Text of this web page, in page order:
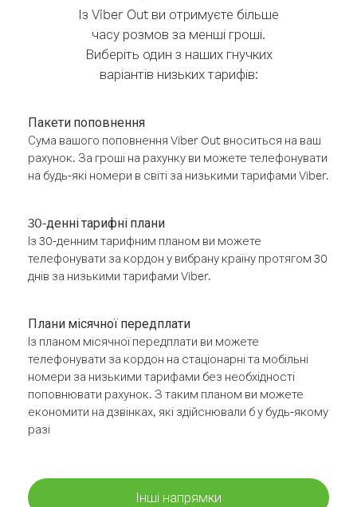
Із Viber Out ви отримуєте більше
часу розмов за менші гроші.
Виберіть один з наших гнучких
варіантів низьких тарифів:
Пакети поповнення
Сума вашого поповнення Viber Out вноситься на ваш
рахунок. За гроші на рахунку ви можете телефонувати
на будь-які номери в світі за низькими тарифами Viber.
30-денні тарифні плани
Із 30-денним тарифним планом ви можете
телефонувати за кордон у вибрану країну протягом 30
днів за низькими тарифами Viber.
Плани місячної передплати
Із планом місячної передплати ви можете
телефонувати за кордон на стаціонарні та мобільні
номери за низькими тарифами без необхідності
поповнювати рахунок. З таким планом ви можете
економити на дзвінках, які здійснювали б у будь-якому
разі
Інші напрямки